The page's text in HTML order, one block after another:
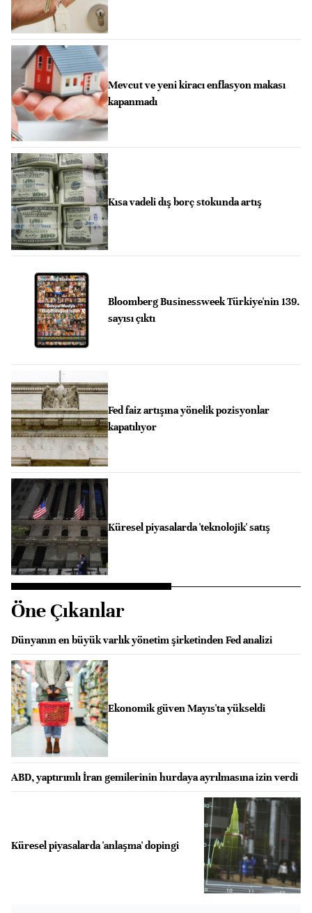
Mevcut ve yeni kiracı enflasyon makası
kapanmadı
Kısa vadeli dış borç stokunda artış
Bloomberg Businessweek Türkiye'nin 139.
sayısı çıktı
Fed faiz artışına yönelik pozisyonlar
kapatılıyor
Küresel piyasalarda 'teknolojik' satış
Öne Çıkanlar
Dünyanın en büyük varlık yönetim şirketinden Fed analizi
Ekonomik güven Mayıs'ta yükseldi
ABD, yaptırımlı İran gemilerinin hurdaya ayrılmasına izin verdi
Küresel piyasalarda 'anlaşma' dopingi